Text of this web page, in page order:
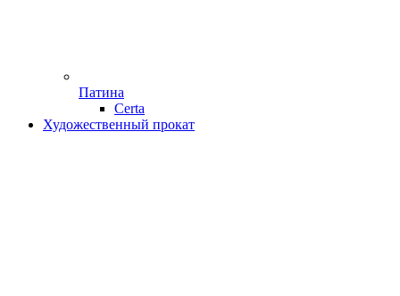
Патина
Certa
Художественный прокат